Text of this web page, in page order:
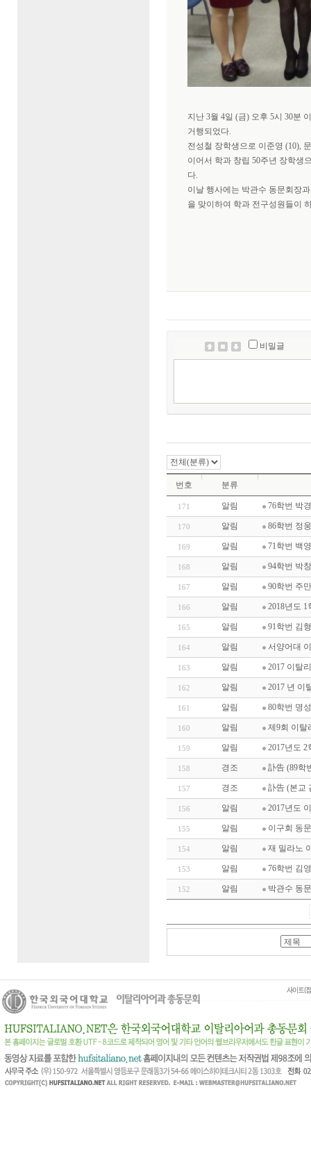
지난 3월 4일 (금) 오후 5시 30분
거행되었다.
전성철 장학생으로 이준영 (10),
이어서 학과 창립 50주년 장학생
다.
이날 행사에는 박관수 동문회장
을 맞이하여 학과 전구성원들이
비밀글
번호 분류
171 알림 76학번 박
170 알림 86학번 정
169 알림 71학번 백
168 알림 94학번 박
167 알림 90학번 주
166 알림 2018년도
165 알림 91학번 김
164 알림 서양어대
163 알림 2017 이탈
162 알림 2017 년 이
161 알림 80학번 명
160 알림 제9회 이탈
159 알림 2017년도
158 경조 訃告 (89학
157 경조 訃告 (본교
156 알림 2017년도
155 알림 이구회 동
154 알림 재 밀라노
153 알림 76학번 김
152 알림 박관수 동